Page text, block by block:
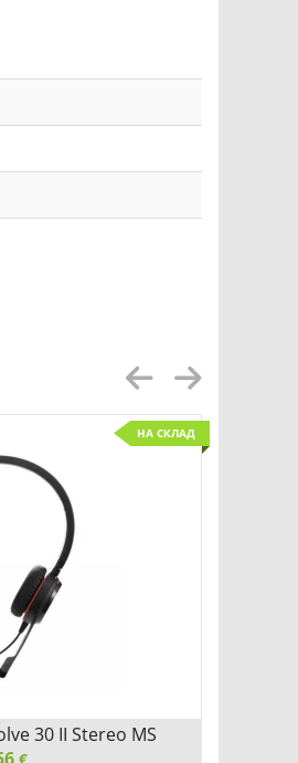
НА СКЛАД
30 II Stereo MS